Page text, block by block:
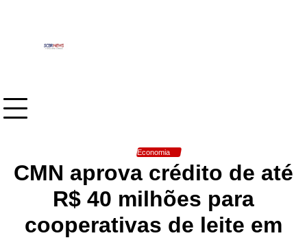
Economia
CMN aprova crédito de até
R$ 40 milhões para
cooperativas de leite em